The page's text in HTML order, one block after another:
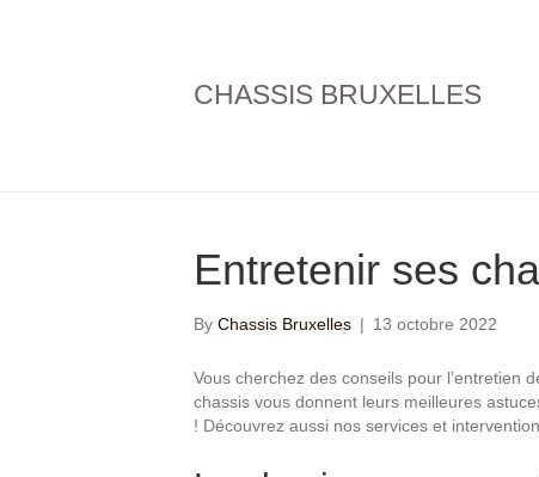
CHASSIS BRUXELLES
Entretenir ses
By Chassis Bruxelles | 13 octobre 2022
Vous cherchez des conseils pour l’entretien
chassis vous donnent leurs meilleures
! Découvrez aussi nos services et